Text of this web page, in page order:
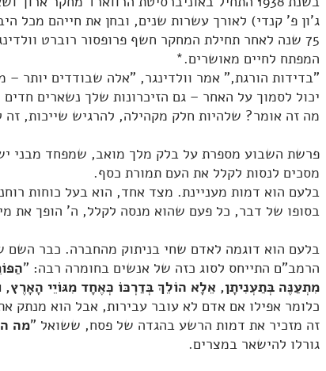
ג'ון פ' קנדי) לאורך עשרות שנים, ובחן את חייהם מכל
75 שנה לאחר תחילת המחקר חשף פרופסור רוברט
המפתח לחיים מאושרים.*
"בדידות הורגת," אמר וולדינגר, "אלה שבודדים יותר
יכול לסמוך על האחר – גם הזיכרונות שלך נשארים חדים
מה זה אומר? שלהיות חלק מקהילה, להרגיש שייכות,
פרשת השבוע מספרת על בלק מלך מואב, שמפחד מבני
מסכים לנסות לקלל את העם תמורת כסף.
בלעם הוא דמות מעניינת. מצד אחד, הוא בעל כוחות
בסופו של דבר, כל פעם שהוא מנסה לקלל, ה' הופך את
בלעם הוא דוגמה לאדם שחי בניתוק מהחברה. כבר השם
הרמב"ם התייחס לסוג כזה של אנשים בחומרה רבה: "
מִתְעַנֶּה בְּתַעְנִיתָן, אֵלָא הוֹלֵךְ בְּדַרְכּוֹ כְּאֶחָד מִגּוֹיֵי הָאָרֶץ,
כלומר אפילו אם אדם לא עובר עבירות, אבל הוא
זה מזכיר את דמות הרשע בהגדה של פסח, ששואל "מה
גורלו להישאר במצרים.